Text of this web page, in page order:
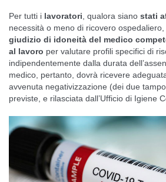
Per tutti i lavoratori, qualora siano stati
necessità o meno di ricovero ospedaliero,
giudizio di idoneità del medico
al lavoro per valutare profili specifici di
indipendentemente dalla durata
medico, pertanto, dovrà ricevere
avvenuta negativizzazione (dei due
previste, e rilasciata dall’Ufficio di Igiene